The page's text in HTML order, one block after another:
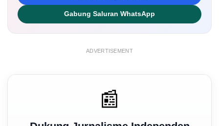
Gabung Saluran WhatsApp
ADVERTISEMENT
📰